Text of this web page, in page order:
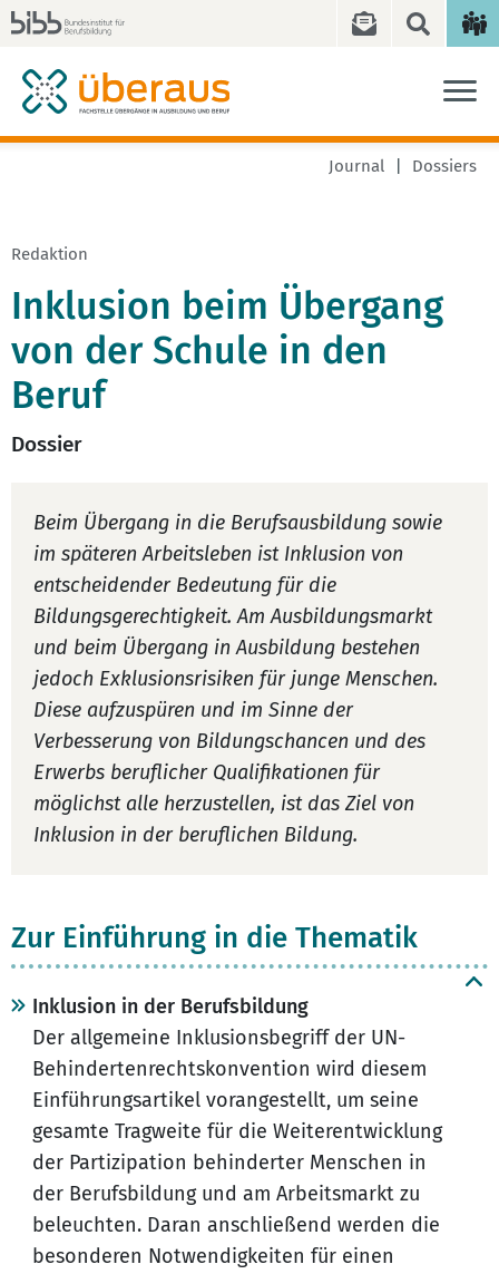
Journal Dossiers
Redaktion
Inklusion beim Übergang
von der Schule in den
Beruf
Dossier
Beim Übergang in die Berufsausbildung sowie
im späteren Arbeitsleben ist Inklusion von
entscheidender Bedeutung für die
Bildungsgerechtigkeit. Am Ausbildungsmarkt
und beim Übergang in Ausbildung bestehen
jedoch Exklusionsrisiken für junge Menschen.
Diese aufzuspüren und im Sinne der
Verbesserung von Bildungschancen und des
Erwerbs beruflicher Qualifikationen für
möglichst alle herzustellen, ist das Ziel von
Inklusion in der beruflichen Bildung.
Zur Einführung in die Thematik
Inklusion in der Berufsbildung
Der allgemeine Inklusionsbegriff der UN-
Behindertenrechtskonvention wird diesem
Einführungsartikel vorangestellt, um seine
gesamte Tragweite für die Weiterentwicklung
der Partizipation behinderter Menschen in
der Berufsbildung und am Arbeitsmarkt zu
beleuchten. Daran anschließend werden die
besonderen Notwendigkeiten für einen